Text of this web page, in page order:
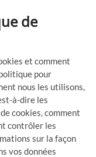
de
et comment
pour
nous les utilisons,
à-dire les
cookies, comment
contrôler les
sur la façon
vos données